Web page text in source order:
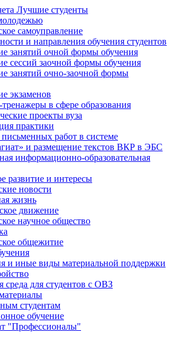
Лучшие студенты
самоуправление
и направления обучения студентов
занятий очной формы обучения
сессий заочной формы обучения
занятий очно-заочной формы
экзаменов
в сфере образования
проекты вуза
практики
работ в системе
и размещение текстов ВКР в ЭБС
информационно-образовательная
развитие и интересы
новости
жизнь
движение
научное общество
общежитие
и иные виды материальной поддержки
среда для студентов с ОВЗ
студентам
обучение
"Профессионалы"